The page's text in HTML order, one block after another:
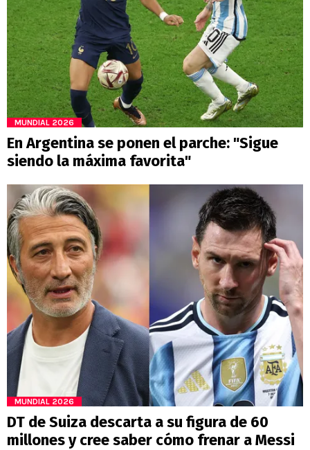
MUNDIAL 2026
En Argentina se ponen el parche: "Sigue
siendo la máxima favorita"
MUNDIAL 2026
DT de Suiza descarta a su figura de 60
millones y cree saber cómo frenar a Messi